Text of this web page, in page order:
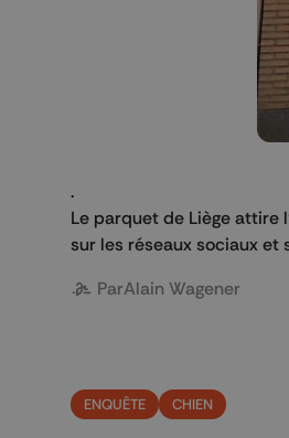
.
Le parquet de Liège attire
sur les réseaux sociaux et
ParAlain Wagener
ENQUÊTE CHIEN